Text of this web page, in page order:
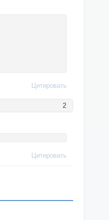
Цитировать
2
Цитировать